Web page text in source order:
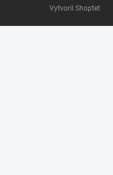
Vytvoril Shoptet